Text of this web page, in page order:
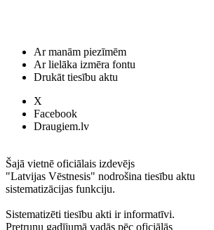
Ar manām piezīmēm
Ar lielāka izmēra fontu
Drukāt tiesību aktu
X
Facebook
Draugiem.lv
Šajā vietnē oficiālais izdevējs
"Latvijas Vēstnesis" nodrošina tiesību aktu
sistematizācijas funkciju.
Sistematizēti tiesību akti ir informatīvi.
Pretrunu gadījumā vadās pēc oficiālās